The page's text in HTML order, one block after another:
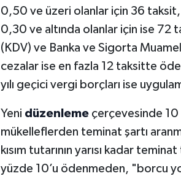
0,50 ve üzeri olanlar için 36
0,30 ve altında olanlar için ise 72
(KDV) ve Banka ve Sigorta
cezalar ise en fazla 12 taksitte
yılı geçici vergi borçları ise
Yeni düzenleme çerçevesinde 10
mükelleflerden teminat şartı
kısım tutarının yarısı kadar
yüzde 10’u ödenmeden, "borcu